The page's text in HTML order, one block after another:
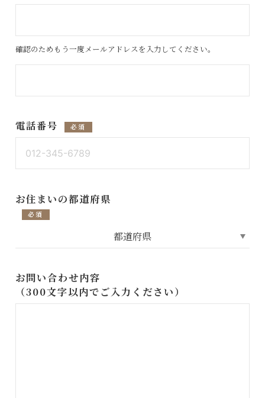
確認のためもう一度メールアドレスを入力してください。
電話番号 必須
お住まいの都道府県
必須
お問い合わせ内容
（300文字以内でご入力ください）